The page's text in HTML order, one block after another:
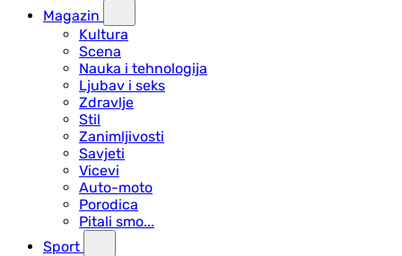
Magazin
Kultura
Scena
Nauka i tehnologija
Ljubav i seks
Zdravlje
Stil
Zanimljivosti
Savjeti
Vicevi
Auto-moto
Porodica
Pitali smo...
Sport